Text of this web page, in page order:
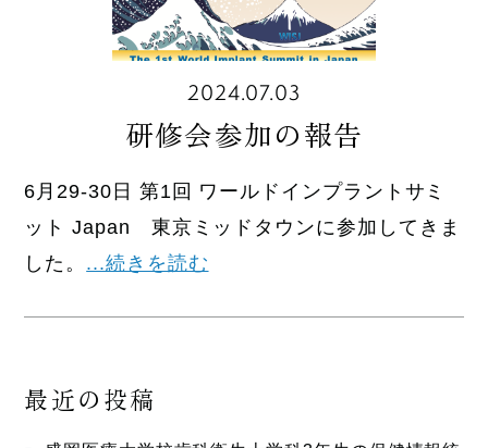
2024.07.03
研修会参加の報告
6月29-30日 第1回 ワールドインプラントサミ
ット Japan 東京ミッドタウンに参加してきま
した。 ...続きを読む
最近の投稿